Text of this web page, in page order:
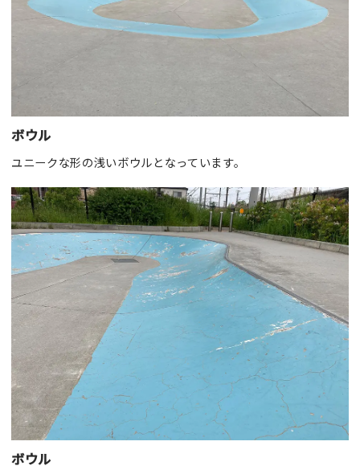
ボウル
ユニークな形の浅いボウルとなっています。
ボウル